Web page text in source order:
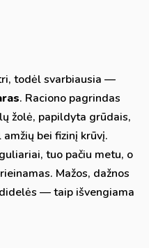
todėl svarbiausia —
. Raciono pagrindas
žolė, papildyta grūdais,
bei fizinį krūvį.
tuo pačiu metu, o
Mažos, dažnos
— taip išvengiama